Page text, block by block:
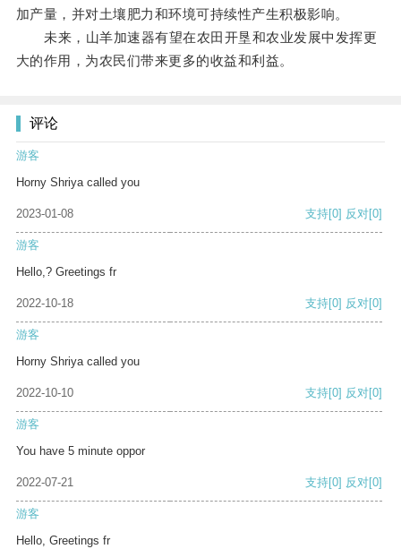
加产量，并对土壤肥力和环境可持续性产生积极影响。
未来，山羊加速器有望在农田开垦和农业发展中发挥更
大的作用，为农民们带来更多的收益和利益。
评论
游客
Horny Shriya called you
2023-01-08 支持[0] 反对[0]
游客
Hello,? Greetings fr
2022-10-18 支持[0] 反对[0]
游客
Horny Shriya called you
2022-10-10 支持[0] 反对[0]
游客
You have 5 minute oppor
2022-07-21 支持[0] 反对[0]
游客
Hello, Greetings fr